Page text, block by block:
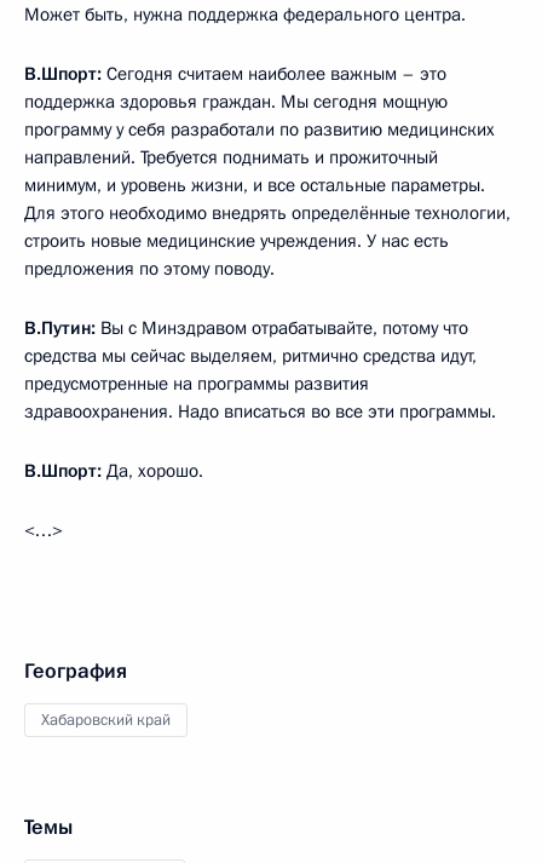
Может быть, нужна поддержка федерального центра.
В.Шпорт: Сегодня считаем наиболее важным – это
поддержка здоровья граждан. Мы сегодня мощную
программу у себя разработали по развитию медицинских
направлений. Требуется поднимать и прожиточный
минимум, и уровень жизни, и все остальные параметры.
Для этого необходимо внедрять определённые технологии,
строить новые медицинские учреждения. У нас есть
предложения по этому поводу.
В.Путин: Вы с Минздравом отрабатывайте, потому что
средства мы сейчас выделяем, ритмично средства идут,
предусмотренные на программы развития
здравоохранения. Надо вписаться во все эти программы.
В.Шпорт: Да, хорошо.
<…>
География
Хабаровский край
Темы